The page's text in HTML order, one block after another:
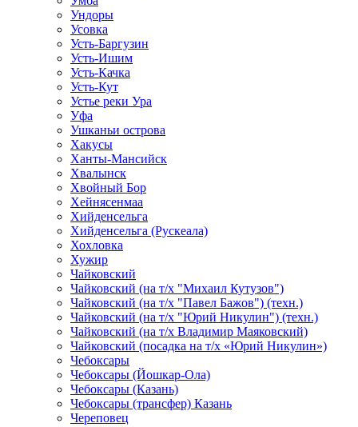
Ундоры
Усовка
Усть-Баргузин
Усть-Ишим
Усть-Качка
Усть-Кут
Устье реки Ура
Уфа
Ушканьи острова
Хакусы
Ханты-Мансийск
Хвалынск
Хвойный Бор
Хейнясенмаа
Хийденсельга
Хийденсельга (Рускеала)
Хохловка
Хужир
Чайковский
Чайковский (на т/х "Михаил Кутузов")
Чайковский (на т/х "Павел Бажов") (техн.)
Чайковский (на т/х "Юрий Никулин") (техн.)
Чайковский (на т/х Владимир Маяковский)
Чайковский (посадка на т/х «Юрий Никулин»)
Чебоксары
Чебоксары (Йошкар-Ола)
Чебоксары (Казань)
Чебоксары (трансфер) Казань
Череповец